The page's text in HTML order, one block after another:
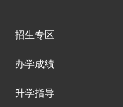
招生专区
办学成绩
升学指导